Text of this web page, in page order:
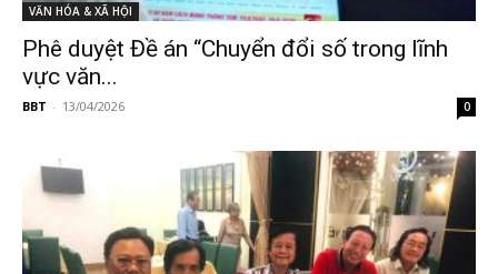
VĂN HÓA & XÃ HỘI
Phê duyệt Đề án “Chuyển đổi số trong lĩnh
vực văn...
BBT - 13/04/2026 0